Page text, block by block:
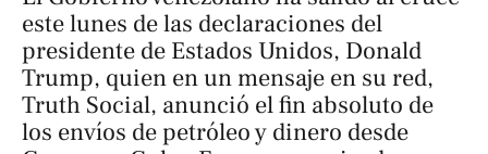
este lunes de las declaraciones del
presidente de Estados Unidos, Donald
Trump, quien en un mensaje en su red,
Truth Social, anunció el fin absoluto de
los envíos de petróleo y dinero desde